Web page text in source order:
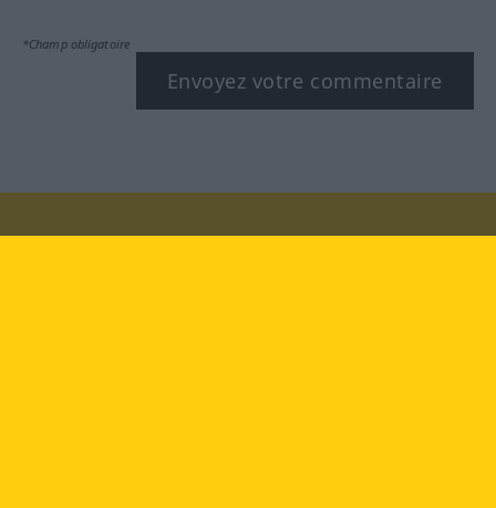
*Champ obligatoire
Envoyez votre commentaire